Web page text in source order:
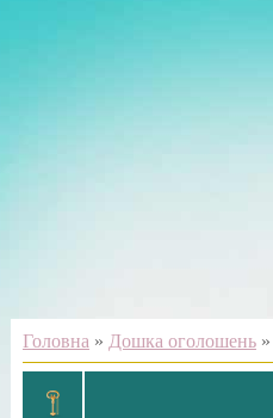
Головна » Дошка оголошень»